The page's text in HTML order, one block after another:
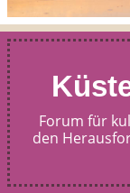
Forum für
den